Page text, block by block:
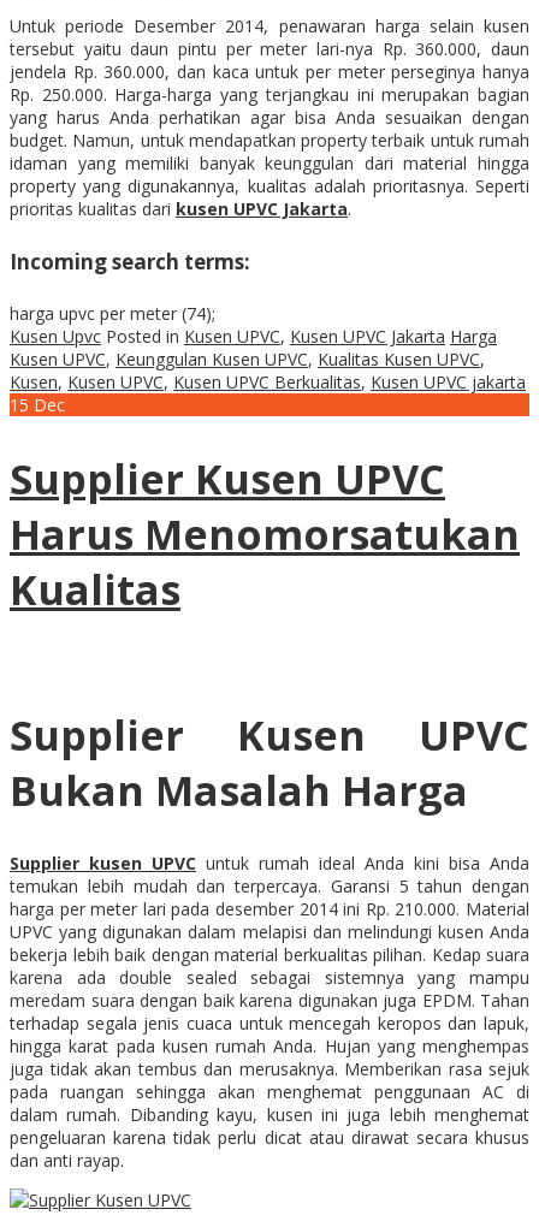
Untuk periode Desember 2014, penawaran harga selain kusen
tersebut yaitu daun pintu per meter lari-nya Rp. 360.000, daun
jendela Rp. 360.000, dan kaca untuk per meter perseginya hanya
Rp. 250.000. Harga-harga yang terjangkau ini merupakan bagian
yang harus Anda perhatikan agar bisa Anda sesuaikan dengan
budget. Namun, untuk mendapatkan property terbaik untuk rumah
idaman yang memiliki banyak keunggulan dari material hingga
property yang digunakannya, kualitas adalah prioritasnya. Seperti
prioritas kualitas dari kusen UPVC Jakarta.
Incoming search terms:
harga upvc per meter (74);
Kusen Upvc Posted in Kusen UPVC, Kusen UPVC Jakarta Harga
Kusen UPVC, Keunggulan Kusen UPVC, Kualitas Kusen UPVC,
Kusen, Kusen UPVC, Kusen UPVC Berkualitas, Kusen UPVC jakarta
15 Dec
Supplier Kusen UPVC
Harus Menomorsatukan
Kualitas
Supplier Kusen UPVC
Bukan Masalah Harga
Supplier kusen UPVC untuk rumah ideal Anda kini bisa Anda
temukan lebih mudah dan terpercaya. Garansi 5 tahun dengan
harga per meter lari pada desember 2014 ini Rp. 210.000. Material
UPVC yang digunakan dalam melapisi dan melindungi kusen Anda
bekerja lebih baik dengan material berkualitas pilihan. Kedap suara
karena ada double sealed sebagai sistemnya yang mampu
meredam suara dengan baik karena digunakan juga EPDM. Tahan
terhadap segala jenis cuaca untuk mencegah keropos dan lapuk,
hingga karat pada kusen rumah Anda. Hujan yang menghempas
juga tidak akan tembus dan merusaknya. Memberikan rasa sejuk
pada ruangan sehingga akan menghemat penggunaan AC di
dalam rumah. Dibanding kayu, kusen ini juga lebih menghemat
pengeluaran karena tidak perlu dicat atau dirawat secara khusus
dan anti rayap.